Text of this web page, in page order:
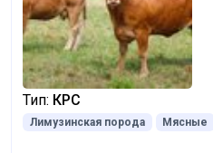
Тип: КРС
Лимузинская порода Мясные